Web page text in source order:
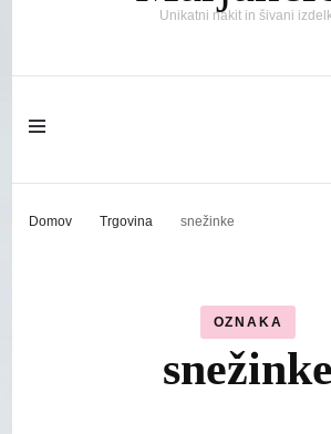
Unikatni nakit in šivani
Domov Trgovina snežinke
OZNAKA
snežinke